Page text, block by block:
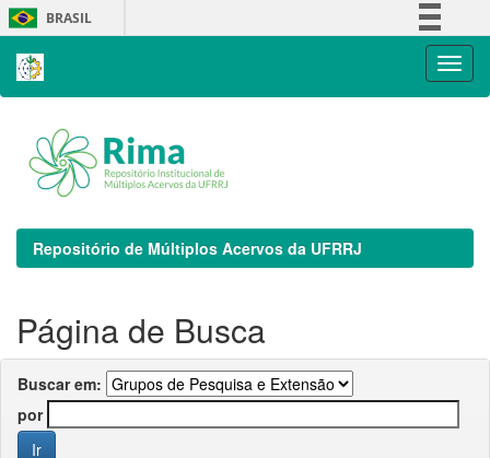
Skip
navigation
BRASIL
Repositório de Múltiplos Acervos da UFRRJ
Página de Busca
Buscar em:
por